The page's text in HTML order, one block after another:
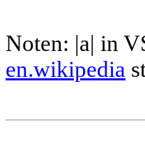
Noten: |a| in
en.wikipedia